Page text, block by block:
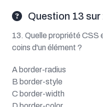
Question 13 sur
13. Quelle propriété CSS
coins d'un élément ?
A border-radius
B border-style
C border-width